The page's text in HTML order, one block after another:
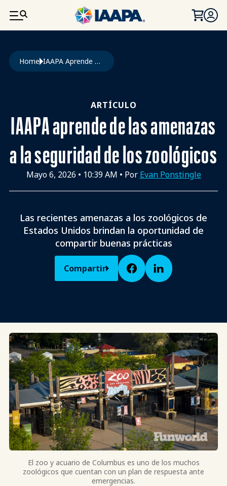
PASAR AL CONTENIDO PRINCIPAL
Ruta de navegación
Home IAAPA Aprende de Las Amenazas a La Seguridad de Los Zoológicos
ARTÍCULO
IAAPA aprende de las amenazas
a la seguridad de los zoológicos
Mayo 6, 2026 • 10:39 AM • Por Evan Ponstingle
Las recientes amenazas a los zoológicos de
Estados Unidos brindan la oportunidad de
compartir buenas prácticas
Compartir
El zoo y acuario de Columbus es uno de los muchos
zoológicos que cuentan con un plan de respuesta ante
emergencias.